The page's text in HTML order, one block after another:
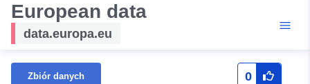
European data
data.europa.eu
Zbiór danych 0